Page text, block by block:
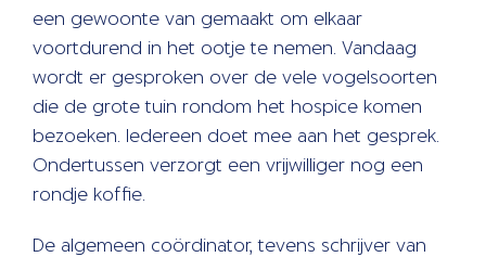
een gewoonte van gemaakt om elkaar
voortdurend in het ootje te nemen. Vandaag
wordt er gesproken over de vele vogelsoorten
die de grote tuin rondom het hospice komen
bezoeken. Iedereen doet mee aan het gesprek.
Ondertussen verzorgt een vrijwilliger nog een
rondje koffie.
De algemeen coördinator, tevens schrijver van